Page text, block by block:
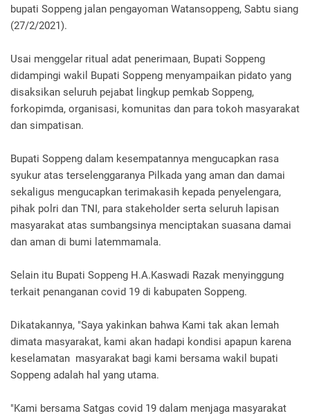
bupati Soppeng jalan pengayoman Watansoppeng, Sabtu siang
(27/2/2021).
Usai menggelar ritual adat penerimaan, Bupati Soppeng
didampingi wakil Bupati Soppeng menyampaikan pidato yang
disaksikan seluruh pejabat lingkup pemkab Soppeng,
forkopimda, organisasi, komunitas dan para tokoh masyarakat
dan simpatisan.
Bupati Soppeng dalam kesempatannya mengucapkan rasa
syukur atas terselenggaranya Pilkada yang aman dan damai
sekaligus mengucapkan terimakasih kepada penyelengara,
pihak polri dan TNI, para stakeholder serta seluruh lapisan
masyarakat atas sumbangsinya menciptakan suasana damai
dan aman di bumi latemmamala.
Selain itu Bupati Soppeng H.A.Kaswadi Razak menyinggung
terkait penanganan covid 19 di kabupaten Soppeng.
Dikatakannya, "Saya yakinkan bahwa Kami tak akan lemah
dimata masyarakat, kami akan hadapi kondisi apapun karena
keselamatan masyarakat bagi kami bersama wakil bupati
Soppeng adalah hal yang utama.
"Kami bersama Satgas covid 19 dalam menjaga masyarakat